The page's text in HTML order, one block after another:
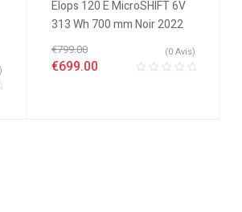
€799.00
€699.00
(0 Avis)